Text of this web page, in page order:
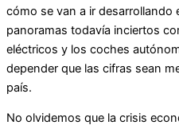
cómo se van a ir desarrollando
panoramas todavía inciertos
eléctricos y los coches
depender que las cifras sean
país.
No olvidemos que la crisis